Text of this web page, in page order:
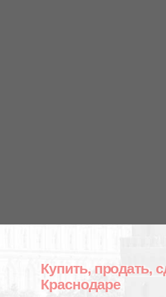
Купить, продать,
Краснодаре